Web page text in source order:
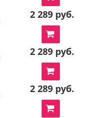
2 289 руб.
2 289 руб.
2 289 руб.